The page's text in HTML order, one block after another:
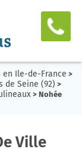
en Ile-de-France >
de Seine (92) >
> Nohée
Ville